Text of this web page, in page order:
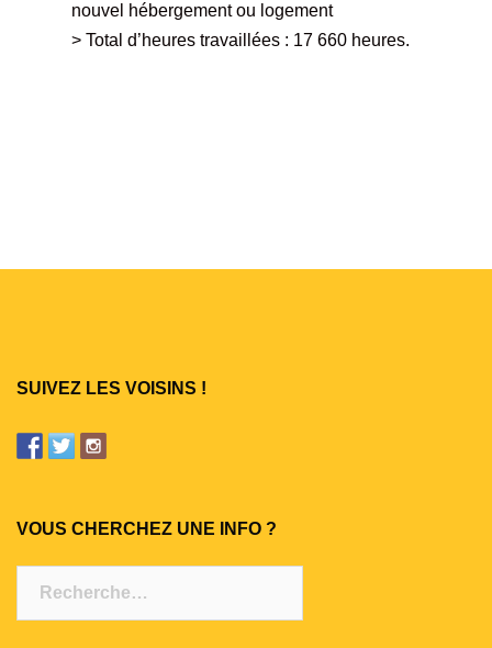
nouvel hébergement ou logement
> Total d’heures travaillées : 17 660 heures.
SUIVEZ LES VOISINS !
VOUS CHERCHEZ UNE INFO ?